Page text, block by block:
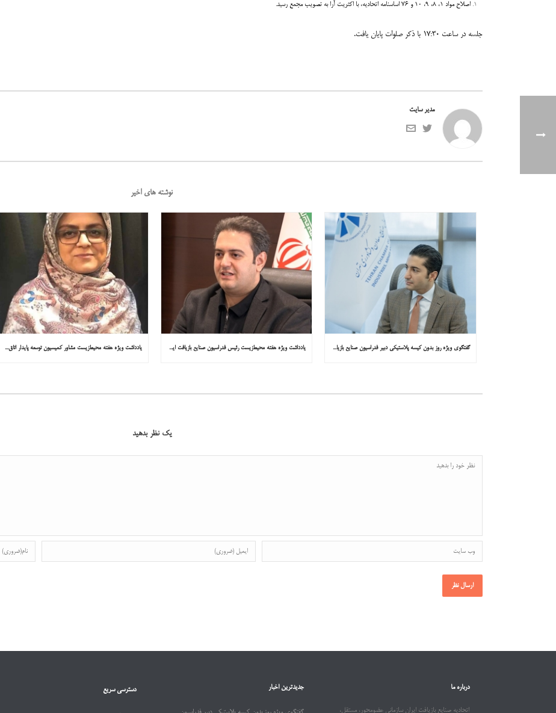
اصلاح مواد ۱، ۸، ۹، ۱۰ و ۷۶ اساسنامه اتحادیه، با اکثریت آرا به تصویب مجمع رسید.
جلسه در ساعت ۱۷:۳۰ با ذکر صلوات پایان یافت.
مدیر سایت
نوشته های اخیر
گفتگوی ویژه روز بدون کیسه پلاستیکی دبیر فدراسیون صنایع بازیافت ایران با همشهری : «مشکل از مدیریت پسماند پلاستیکی است، نه کیسه پلاستیکی» یادداشت ویژه هفته محیط‌زیست رئیس فدراسیون صنایع بازیافت ایران در همشهری: «فقط ۱۸۰ مصوبه برای خارج کردن خودروهای فرسوده از خیابان‌ها» یادداشت ویژه هفته محیط‌زیست مشاور کمیسیون توسعه پایدار اتاق ایران در همشهری: «روایت میناب را به کاپ ۳۱ ببریم»
یک نظر بدهید
دسترسی سریع جدیدترین اخبار درباره ما
اتحادیه صنایع بازیافت ایران سازمانی عضومحور، مستقل،